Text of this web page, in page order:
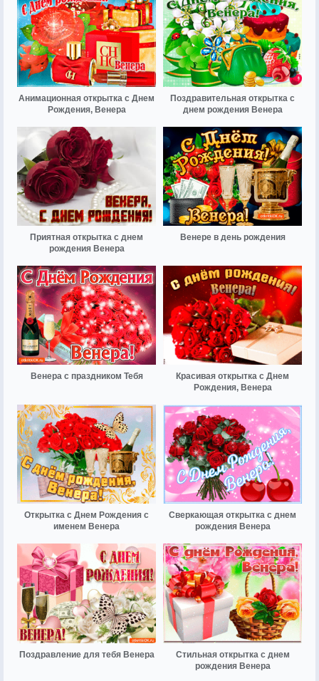
Анимационная открытка с Днем
Рождения, Венера
Поздравительная открытка с
днем рождения Венера
Приятная открытка с днем
рождения Венера
Венере в день рождения
Венера с праздником Тебя
Красивая открытка с Днем
Рождения, Венера
Открытка с Днем Рождения с
именем Венера
Сверкающая открытка с днем
рождения Венера
Поздравление для тебя Венера
Стильная открытка с днем
рождения Венера